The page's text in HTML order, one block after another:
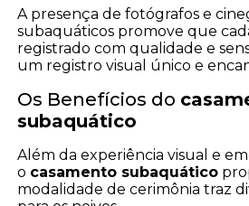
A presença de fotógrafos e
subaquáticos promove que
registrado com qualidade e
um registro visual único e
Os Benefícios do
subaquático
Além da experiência visual e
o casamento subaquático
modalidade de cerimônia traz